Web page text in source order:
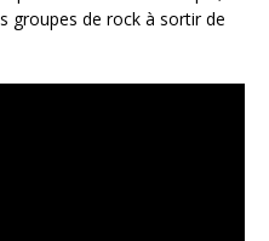
groupes de rock à sortir de